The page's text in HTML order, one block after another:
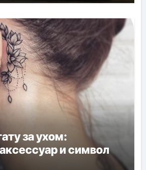
за ухом:
и символ